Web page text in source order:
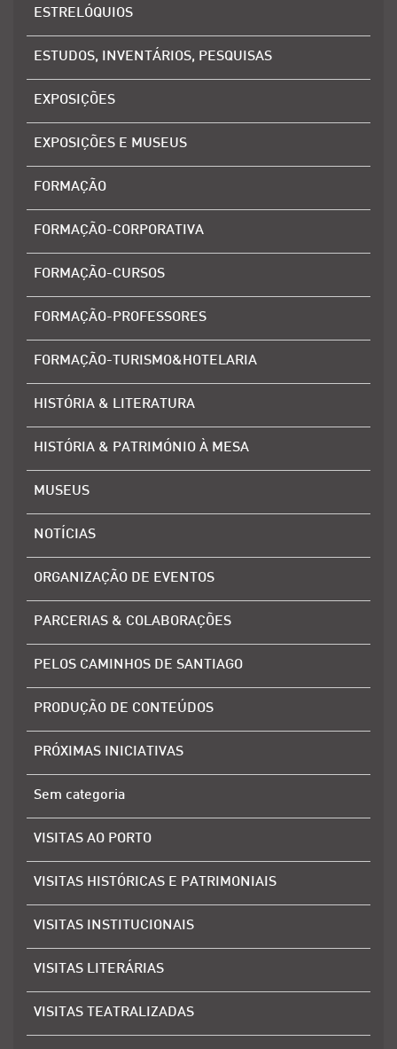
ESTRELÓQUIOS
ESTUDOS, INVENTÁRIOS, PESQUISAS
EXPOSIÇÕES
EXPOSIÇÕES E MUSEUS
FORMAÇÃO
FORMAÇÃO-CORPORATIVA
FORMAÇÃO-CURSOS
FORMAÇÃO-PROFESSORES
FORMAÇÃO-TURISMO&HOTELARIA
HISTÓRIA & LITERATURA
HISTÓRIA & PATRIMÓNIO À MESA
MUSEUS
NOTÍCIAS
ORGANIZAÇÃO DE EVENTOS
PARCERIAS & COLABORAÇÕES
PELOS CAMINHOS DE SANTIAGO
PRODUÇÃO DE CONTEÚDOS
PRÓXIMAS INICIATIVAS
Sem categoria
VISITAS AO PORTO
VISITAS HISTÓRICAS E PATRIMONIAIS
VISITAS INSTITUCIONAIS
VISITAS LITERÁRIAS
VISITAS TEATRALIZADAS